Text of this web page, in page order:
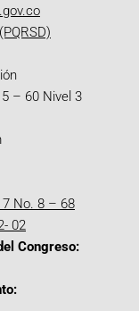
– 60 Nivel 3
7 No. 8 – 68
02
Congreso: